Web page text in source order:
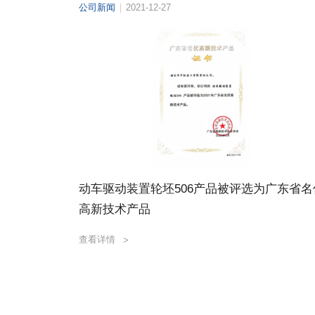
公司新闻 2021-12-27
动车驱动装置轮坯506产品被评选为广东省
高新技术产品
查看详情